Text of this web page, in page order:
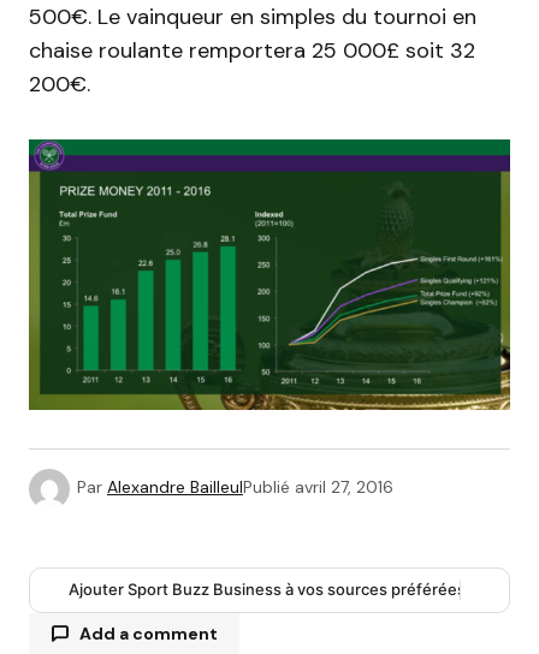
500€. Le vainqueur en simples du tournoi en
chaise roulante remportera 25 000£ soit 32
200€.
Par Alexandre BailleulPublié avril 27, 2016
Ajouter Sport Buzz Business à vos sources préférées
Add a comment